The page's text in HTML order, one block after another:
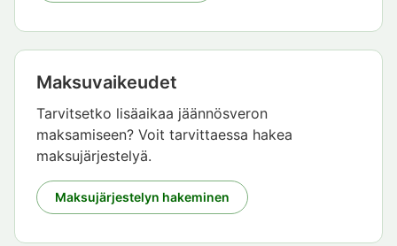
Maksuvaikeudet
Tarvitsetko lisäaikaa jäännösveron
maksamiseen? Voit tarvittaessa hakea
maksujärjestelyä.
Maksujärjestelyn hakeminen